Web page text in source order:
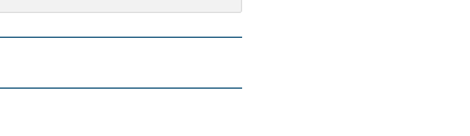
メンバー